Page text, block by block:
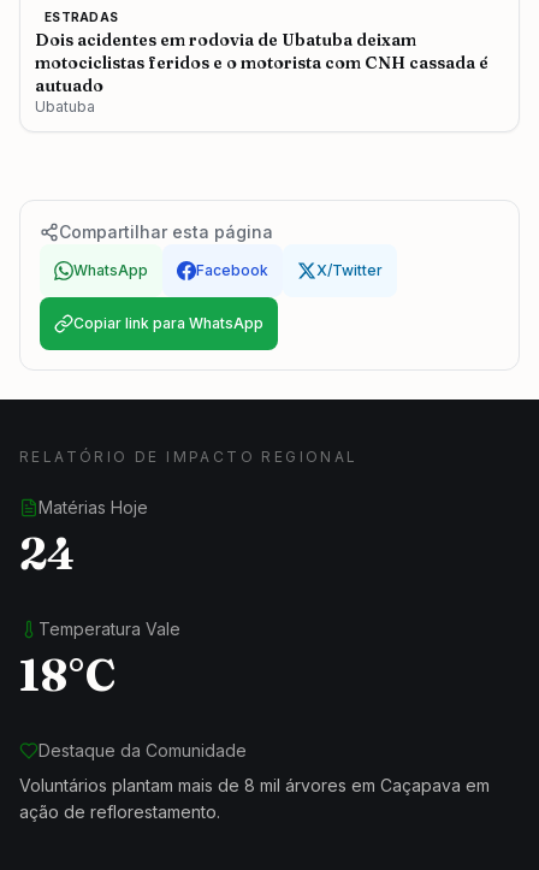
ESTRADAS
Dois acidentes em rodovia de Ubatuba deixam
motociclistas feridos e o motorista com CNH cassada é
autuado
Ubatuba
Compartilhar esta página
WhatsApp Facebook X/Twitter
Copiar link para WhatsApp
RELATÓRIO DE IMPACTO REGIONAL
Matérias Hoje
24
Temperatura Vale
18°C
Destaque da Comunidade
Voluntários plantam mais de 8 mil árvores em Caçapava em
ação de reflorestamento.